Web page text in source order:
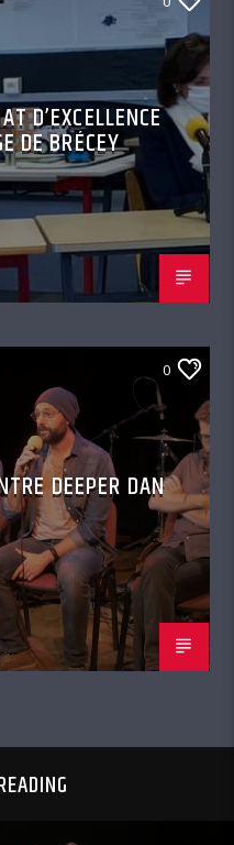
D’EXCELLENCE
DE BRÉCEY
0
DEEPER DAN